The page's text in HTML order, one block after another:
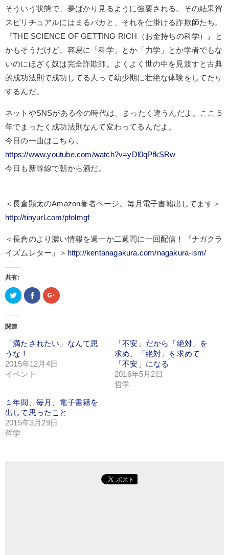
そういう状態で、夢ばかり見るように強要される。その結果賀
スピリチュアルにはまるバカと、それを仕掛ける詐欺師たち。
『THE SCIENCE OF GETTING RICH（お金持ちの科学）』と
かもそうだけど、容易に「科学」とか「力学」とか学者でもな
いのにほざく奴は完全詐欺師。よくよく世の中を見渡すと古典
的成功法則で成功してる人って幼少期に壮絶な体験をしてたり
するんだ。
ネットやSNSがある今の時代は、まったく違うんだよ。ここ５
年でまったく成功法則なんて変わってるんだよ。
今日の一曲はこちら。
https://www.youtube.com/watch?v=yDl0qPfkSRw
今日も新幹線で朝から酒だ。
＜長倉顕太のAmazon著者ページ。毎月電子書籍出してます＞
http://tinyurl.com/pfolmgf
＜長倉のより濃い情報を週一か二週間に一回配信！『ナガクラ
イズムレター』＞ http://kentanagakura.com/nagakura-ism/
共有:
ク
リ
共
有
(新
し
い
ウ
ィ
ウ
で
開
き
ま
す)
Facebook
で
ィ
ン
ウ
で
ク
リ
共
有
し
い
ウ
で
開
き
ま
す)
関連
「満たされたい」なんて思
うな！
2015年12月4日
イベント
「不安」だから「絶対」を
求め、「絶対」を求めて
「不安」になる
2016年5月2日
哲学
１年間、毎月、電子書籍を
出して思ったこと
2015年3月29日
哲学